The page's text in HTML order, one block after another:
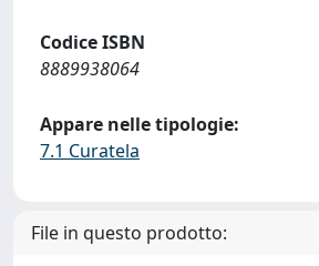
Codice ISBN
8889938064
Appare nelle tipologie:
7.1 Curatela
File in questo prodotto: